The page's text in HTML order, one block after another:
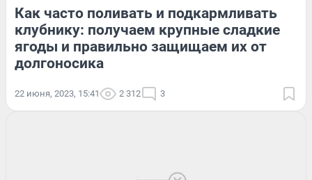
Как часто поливать и подкармливать
клубнику: получаем крупные сладкие
ягоды и правильно защищаем их от
долгоносика
22 июня, 2023, 15:41 2 312 3